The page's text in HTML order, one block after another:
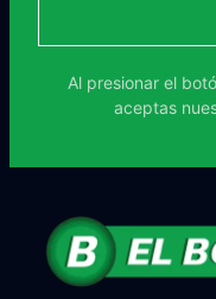
Al presionar el
aceptas